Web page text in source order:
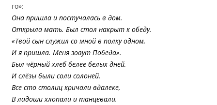
го»:
Она пришла и постучалась в дом.
Открыла мать. Был стол накрыт к обеду.
«Твой сын служил со мной в полку одном,
И я пришла. Меня зовут Победа».
Был чёрный хлеб белее белых дней,
И слёзы были соли солоней.
Все сто столиц кричали вдалеке,
В ладоши хлопали и танцевали.